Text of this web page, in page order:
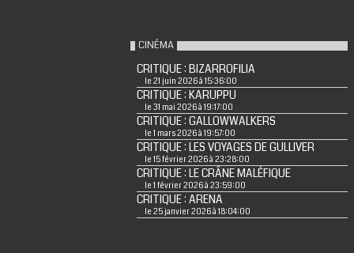
CINÉMA
CRITIQUE : BIZARROFILIA
le 21 juin 2026 à 15:36:00
CRITIQUE : KARUPPU
le 31 mai 2026 à 19:17:00
CRITIQUE : GALLOWWALKERS
le 1 mars 2026 à 19:57:00
CRITIQUE : LES VOYAGES DE GULLIVER
le 15 février 2026 à 23:28:00
CRITIQUE : LE CRÂNE MALÉFIQUE
le 1 février 2026 à 23:59:00
CRITIQUE : ARENA
le 25 janvier 2026 à 18:04:00